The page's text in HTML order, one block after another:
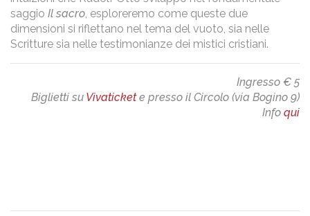
saggio Il sacro , esploreremo come queste due
dimensioni si riflettano nel tema del vuoto, sia nelle
Scritture sia nelle testimonianze dei mistici cristiani.
Ingresso € 5
Biglietti su Vivatickete presso il Circolo (via Bogino 9)
Info qui